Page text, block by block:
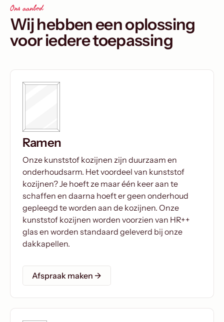
Ons aanbod
Wij hebben een oplossing
voor iedere toepassing
Ramen
Onze kunststof kozijnen zijn duurzaam en
onderhoudsarm. Het voordeel van kunststof
kozijnen? Je hoeft ze maar één keer aan te
schaffen en daarna hoeft er geen onderhoud
gepleegd te worden aan de kozijnen. Onze
kunststof kozijnen worden voorzien van HR++
glas en worden standaard geleverd bij onze
dakkapellen.
Afspraak maken ->